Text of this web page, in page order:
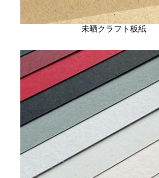
未晒クラフト板紙